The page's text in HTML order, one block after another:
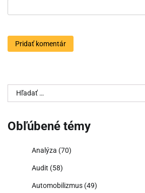
Hľadať:
Obľúbené témy
Analýza (70)
Audit (58)
Automobilizmus (49)